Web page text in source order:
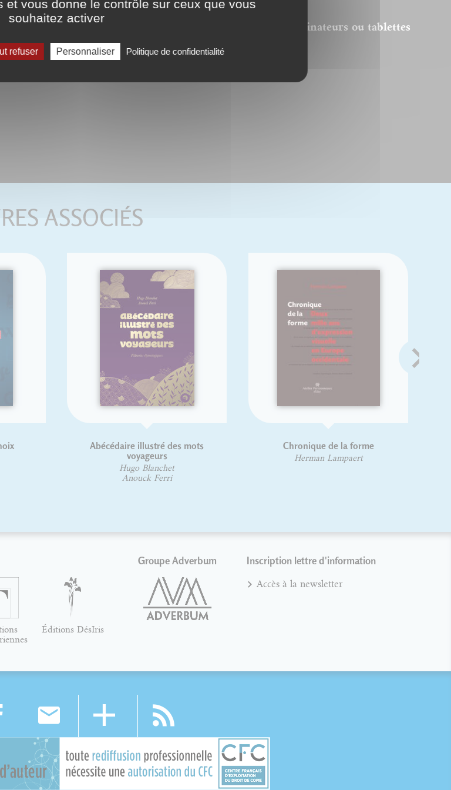
Ce format peut être lu par le logiciel Acrobat © sur des ordinateurs ou tablettes
tactiles de type iPad, Archos, Asus ou autres.
ASSOCIÉS
Abécédaire illustré des mots
voyageurs
Hugo Blanchet
Anouck Ferri
Chronique de la forme
Herman Lampaert
Éditions DésIris
Groupe Adverbum Inscription lettre d'information
Accès à la newsletter
et vous donne le contrôle sur ceux que vous
souhaitez activer
refuser Personnaliser Politique de confidentialité